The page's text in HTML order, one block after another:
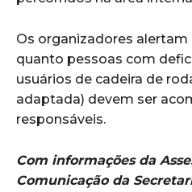
Os organizadores
quanto pessoas com
usuários de cadeira de
adaptada) devem ser
responsáveis.
Com informações da
Comunicação da